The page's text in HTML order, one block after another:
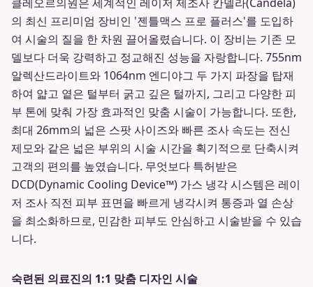
의 최신 프리미엄 장비인 '젠틀맥스 프로 플러스'를 도입하
여 시술의 질을 한 차원 끌어올렸습니다. 이 장비는 기존 모
델보다 더욱 강력하고 정교해진 성능을 자랑합니다. 755nm
알렉산드라이트와 1064nm 엔디야그 두 가지 파장을 탑재
하여 얇고 옅은 털부터 굵고 깊은 털까지, 그리고 다양한 피
부 톤에 맞춰 가장 효과적인 맞춤 시술이 가능합니다. 또한,
최대 26mm의 넓은 스팟 사이즈와 빠른 조사 속도는 전신
제모와 같은 넓은 부위의 시술 시간을 획기적으로 단축시켜
고객의 편의를 높였습니다. 무엇보다 특허받은
DCD(Dynamic Cooling Device™) 가스 냉각 시스템은 레이
저 조사 직전 피부 표면을 빠르게 냉각시켜 통증과 열 손상
을 최소화하므로, 민감한 피부도 안심하고 시술받을 수 있습
니다.
숙련된 의료진의 1:1 맞춤 디자인 시술